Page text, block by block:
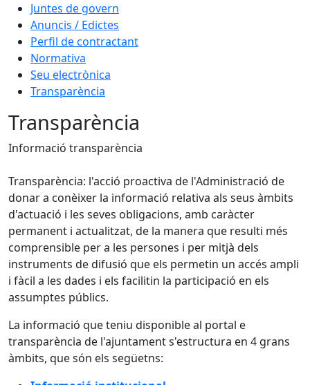
Juntes de govern
Anuncis / Edictes
Perfil de contractant
Normativa
Seu electrònica
Transparència
Transparència
Informació transparència
Transparència: l'acció proactiva de l'Administració de
donar a conèixer la informació relativa als seus àmbits
d'actuació i les seves obligacions, amb caràcter
permanent i actualitzat, de la manera que resulti més
comprensible per a les persones i per mitjà dels
instruments de difusió que els permetin un accés ampli
i fàcil a les dades i els facilitin la participació en els
assumptes públics.
La informació que teniu disponible al portal e
transparència de l'ajuntament s'estructura en 4 grans
àmbits, que són els següetns: